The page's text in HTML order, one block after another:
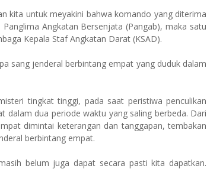
kita untuk meyakini bahwa komando yang diterima
Angkatan Bersenjata (Pangab), maka satu
Kepala Staf Angkatan Darat (KSAD).
sang jenderal berbintang empat yang duduk dalam
tingkat tinggi, pada saat peristiwa penculikan
dalam dua peri­ode waktu yang saling berbeda. Dari
dimintai keterangan dan tanggapan, tembakan
berbintang empat.
belum juga dapat secara pasti kita dapatkan.